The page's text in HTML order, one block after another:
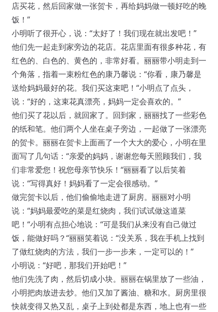
店买花，然后回家做一张贺卡，再给妈妈做一顿好吃的晚
饭！”
小明听了很开心，说：“太好了！我们现在就出发吧！”
他们先一起走到家旁边的花店。花店里面有很多种花，有
红色的、白色的、黄色的，非常好看。丽丽带小明走到一
个角落，指着一束粉红色的康乃馨说：“你看，康乃馨是
送给妈妈最好的花。我们买这束吧！“小明点了点头，
说：“好的，这束花真漂亮，妈妈一定会喜欢的。”
他们买了花以后，就回家了。回到家，丽丽找了一些彩色
的纸和笔。他们两个人坐在桌子旁边，一起做了一张漂亮
的贺卡。丽丽在贺卡上面画了一个大大的爱心，小明在里
面写了几句话：“亲爱的妈妈，谢谢您每天照顾我们，我
们非常爱您！祝您母亲节快乐！“丽丽看了以后笑着
说：“写得真好！妈妈看了一定会很感动。”
做完贺卡以后，他们偷偷地走进了厨房。丽丽对小明
说：“妈妈最爱吃的菜是红烧肉，我们试试做这道菜
吧！“小明有点担心地说：“可是我们从来没有自己做过
饭，能做好吗？“丽丽笑着说：“没关系，我在手机上找到
了做红烧肉的方法，我们一步一步来，一定可以的！”
小明说：“好吧，那我们开始吧！”
他们先洗了肉，然后切成小块。丽丽在锅里放了一些油，
小明把肉放进去炒。他们又加了酱油、糖和水。厨房里很
快就变得又热又乱，桌子上到处都是东西，地上也有一些